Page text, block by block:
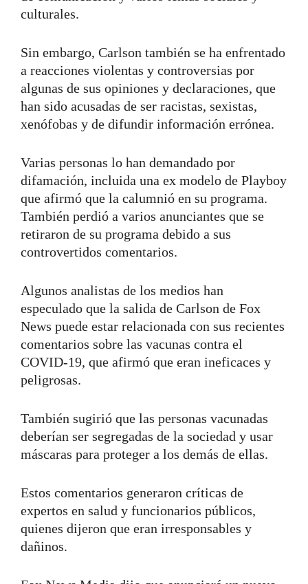
culturales.
Sin embargo, Carlson también se ha enfrentado
a reacciones violentas y controversias por
algunas de sus opiniones y declaraciones, que
han sido acusadas de ser racistas, sexistas,
xenófobas y de difundir información errónea.
Varias personas lo han demandado por
difamación, incluida una ex modelo de Playboy
que afirmó que la calumnió en su programa.
También perdió a varios anunciantes que se
retiraron de su programa debido a sus
controvertidos comentarios.
Algunos analistas de los medios han
especulado que la salida de Carlson de Fox
News puede estar relacionada con sus recientes
comentarios sobre las vacunas contra el
COVID-19, que afirmó que eran ineficaces y
peligrosas.
También sugirió que las personas vacunadas
deberían ser segregadas de la sociedad y usar
máscaras para proteger a los demás de ellas.
Estos comentarios generaron críticas de
expertos en salud y funcionarios públicos,
quienes dijeron que eran irresponsables y
dañinos.